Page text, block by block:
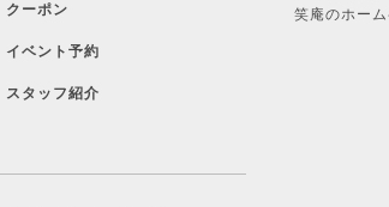
笑庵のホー
クーポン
イベント予約
スタッフ紹介